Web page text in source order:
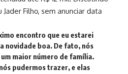
Jader Filho, sem anunciar data
encontro que eu estarei
novidade boa. De fato, nós
maior número de família.
pudermos trazer, e elas